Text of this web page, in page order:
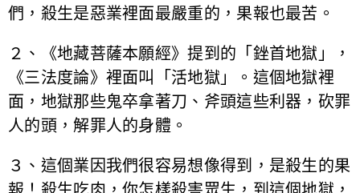
們，殺生是惡業裡面最嚴重的，果報也最苦。
２、《地藏菩薩本願經》提到的「銼首地獄」，
《三法度論》裡面叫「活地獄」。這個地獄裡
面，地獄那些鬼卒拿著刀、斧頭這些利器，砍罪
人的頭，解罪人的身體。
３、這個業因我們很容易想像得到，是殺生的果